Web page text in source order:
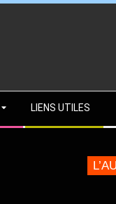
LIENS UTILES